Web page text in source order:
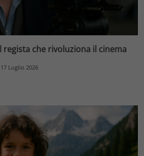
che rivoluziona il cinema
17 Luglio 2026